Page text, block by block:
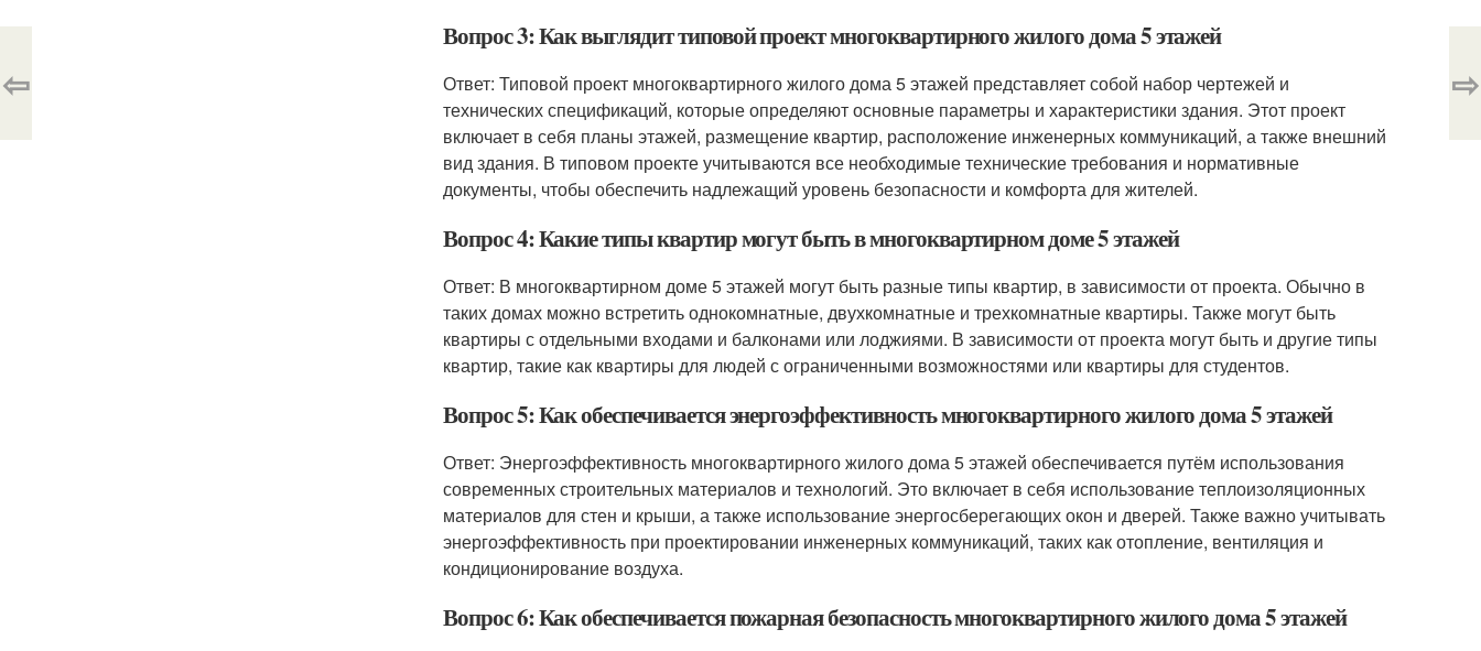
Вопрос 3: Как выглядит типовой проект многоквартирного жилого дома 5 этажей
Ответ: Типовой проект многоквартирного жилого дома 5 этажей представляет собой набор чертежей и
технических спецификаций, которые определяют основные параметры и характеристики здания. Этот проект
включает в себя планы этажей, размещение квартир, расположение инженерных коммуникаций, а также внешний
вид здания. В типовом проекте учитываются все необходимые технические требования и нормативные
документы, чтобы обеспечить надлежащий уровень безопасности и комфорта для жителей.
Вопрос 4: Какие типы квартир могут быть в многоквартирном доме 5 этажей
Ответ: В многоквартирном доме 5 этажей могут быть разные типы квартир, в зависимости от проекта. Обычно в
таких домах можно встретить однокомнатные, двухкомнатные и трехкомнатные квартиры. Также могут быть
квартиры с отдельными входами и балконами или лоджиями. В зависимости от проекта могут быть и другие типы
квартир, такие как квартиры для людей с ограниченными возможностями или квартиры для студентов.
Вопрос 5: Как обеспечивается энергоэффективность многоквартирного жилого дома 5 этажей
Ответ: Энергоэффективность многоквартирного жилого дома 5 этажей обеспечивается путём использования
современных строительных материалов и технологий. Это включает в себя использование теплоизоляционных
материалов для стен и крыши, а также использование энергосберегающих окон и дверей. Также важно учитывать
энергоэффективность при проектировании инженерных коммуникаций, таких как отопление, вентиляция и
кондиционирование воздуха.
Вопрос 6: Как обеспечивается пожарная безопасность многоквартирного жилого дома 5 этажей
⇦ ⇨